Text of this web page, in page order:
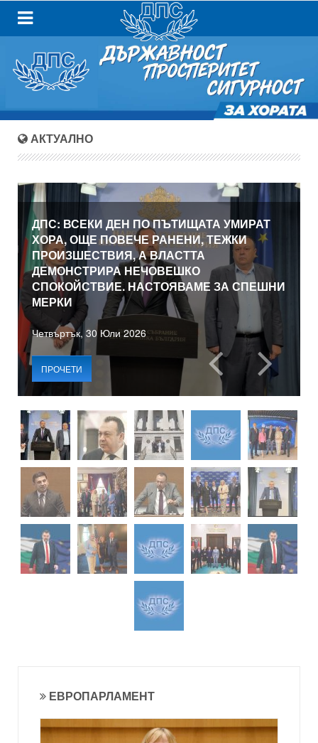
АКТУАЛНО
ДПС: ВСЕКИ ДЕН ПО ПЪТИЩАТА УМИРАТ
ХОРА, ОЩЕ ПОВЕЧЕ РАНЕНИ, ТЕЖКИ
ПРОИЗШЕСТВИЯ, А ВЛАСТТА
ДЕМОНСТРИРА НЕЧОВЕШКО
СПОКОЙСТВИЕ. НАСТОЯВАМЕ ЗА СПЕШНИ
МЕРКИ
Четвъртък, 30 Юли 2026
ПРОЧЕТИ
ЕВРОПАРЛАМЕНТ